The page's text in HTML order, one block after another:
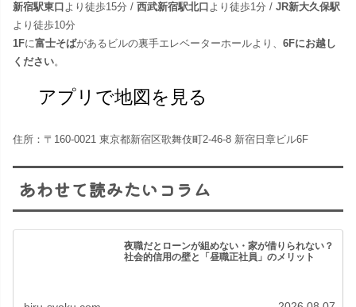
新宿駅東口 より徒歩15分 / 西武新宿駅北口 より徒歩1分 / JR新大久保駅
より徒歩10分
1Fに富士そばがあるビルの裏手エレベーターホールより、 6Fにお越し
ください。
アプリで地図を見る
住所：〒160-0021 東京都新宿区歌舞伎町2-46-8 新宿日章ビル6F
あわせて読みたいコラム
夜職だとローンが組めない・家が借りられない？
社会的信用の壁と「昼職正社員」のメリット